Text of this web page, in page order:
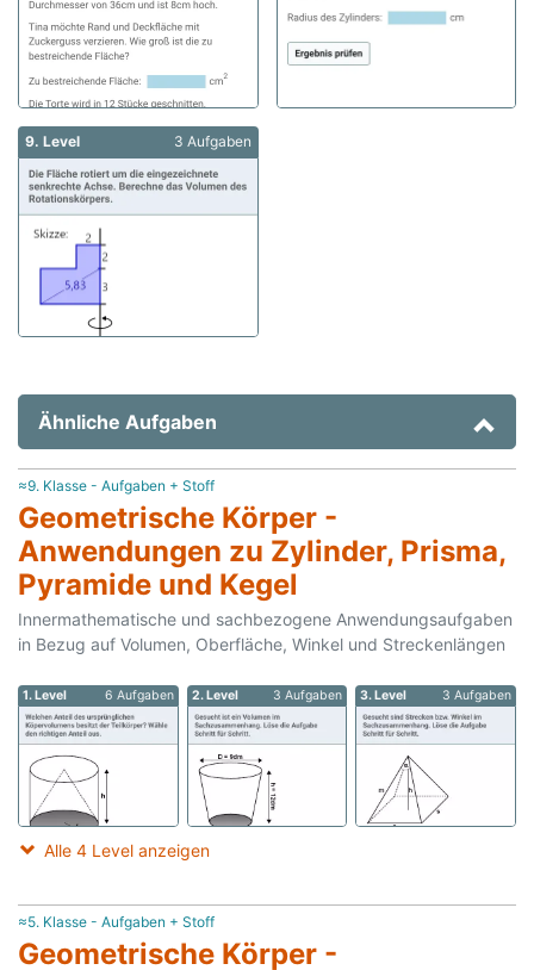
9. Level 3 Aufgaben
Ähnliche Aufgaben
≈9. Klasse - Aufgaben + Stoff
Geometrische Körper -
Anwendungen zu Zylinder, Prisma,
Pyramide und Kegel
Innermathematische und sachbezogene Anwendungsaufgaben
in Bezug auf Volumen, Oberfläche, Winkel und Streckenlängen
1. Level 6 Aufgaben 2. Level 3 Aufgaben 3. Level 3 Aufgaben
Alle 4 Level anzeigen
≈5. Klasse - Aufgaben + Stoff
Geometrische Körper -